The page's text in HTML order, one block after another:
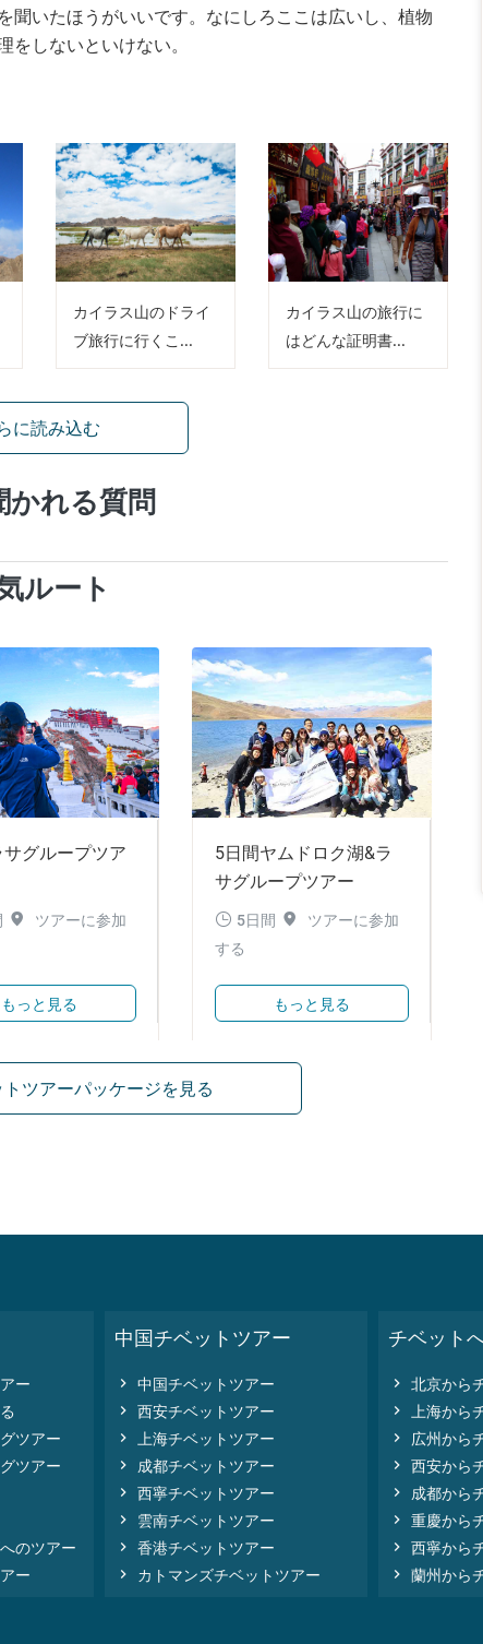
聞いたほうがいいです。なにしろここは広いし、植物
をしないといけない。
カイラス山のドライ
ブ旅行に行くこ...
カイラス山の旅行に
はどんな証明書...
に読み込む
かれる質問
ルート
グループツア

ツアーに参加
もっと見る
5日間ヤムドロク湖&ラ
サグループツアー
 5日間 
ツアーに参加
する
もっと見る
もっと見る
する
ツアーパッケージを見る
ー
ツアー
ツアー
のツアー
ー
中国チベットツアー

中国チベットツアー

西安チベットツアー

上海チベットツアー

成都チベットツアー

西寧チベットツアー

雲南チベットツアー

香港チベットツアー

カトマンズチベットツアー
チベット

北京から

上海から

広州から

西安から

成都から

重慶から

西寧から

蘭州から